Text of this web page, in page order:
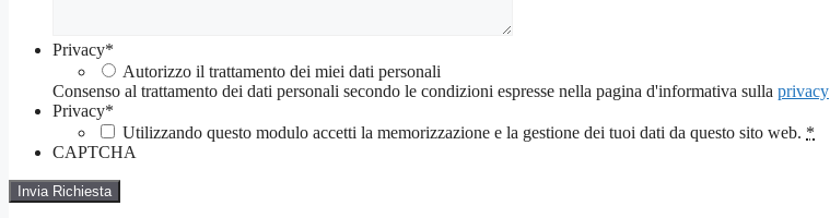
Privacy*
Autorizzo il trattamento dei miei dati personali
Consenso al trattamento dei dati personali secondo le condizioni espresse nella pagina d'informativa sulla privacy
Privacy*
Utilizzando questo modulo accetti la memorizzazione e la gestione dei tuoi dati da questo sito web. *
CAPTCHA